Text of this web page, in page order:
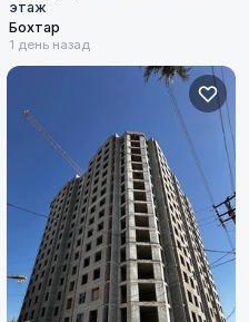
этаж
Бохтар
1 день назад